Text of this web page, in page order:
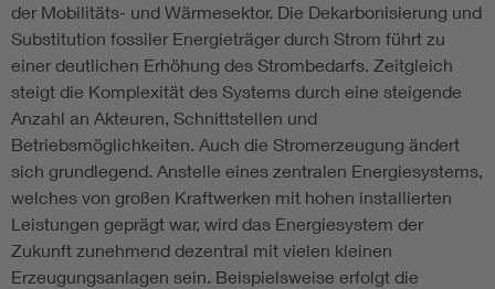
der Mobilitäts- und Wärmesektor. Die Dekarbonisierung und
Substitution fossiler Energieträger durch Strom führt zu
einer deutlichen Erhöhung des Strombedarfs. Zeitgleich
steigt die Komplexität des Systems durch eine steigende
Anzahl an Akteuren, Schnittstellen und
Betriebsmöglichkeiten. Auch die Stromerzeugung ändert
sich grundlegend. Anstelle eines zentralen Energiesystems,
welches von großen Kraftwerken mit hohen installierten
Leistungen geprägt war, wird das Energiesystem der
Zukunft zunehmend dezentral mit vielen kleinen
Erzeugungsanlagen sein. Beispielsweise erfolgt die